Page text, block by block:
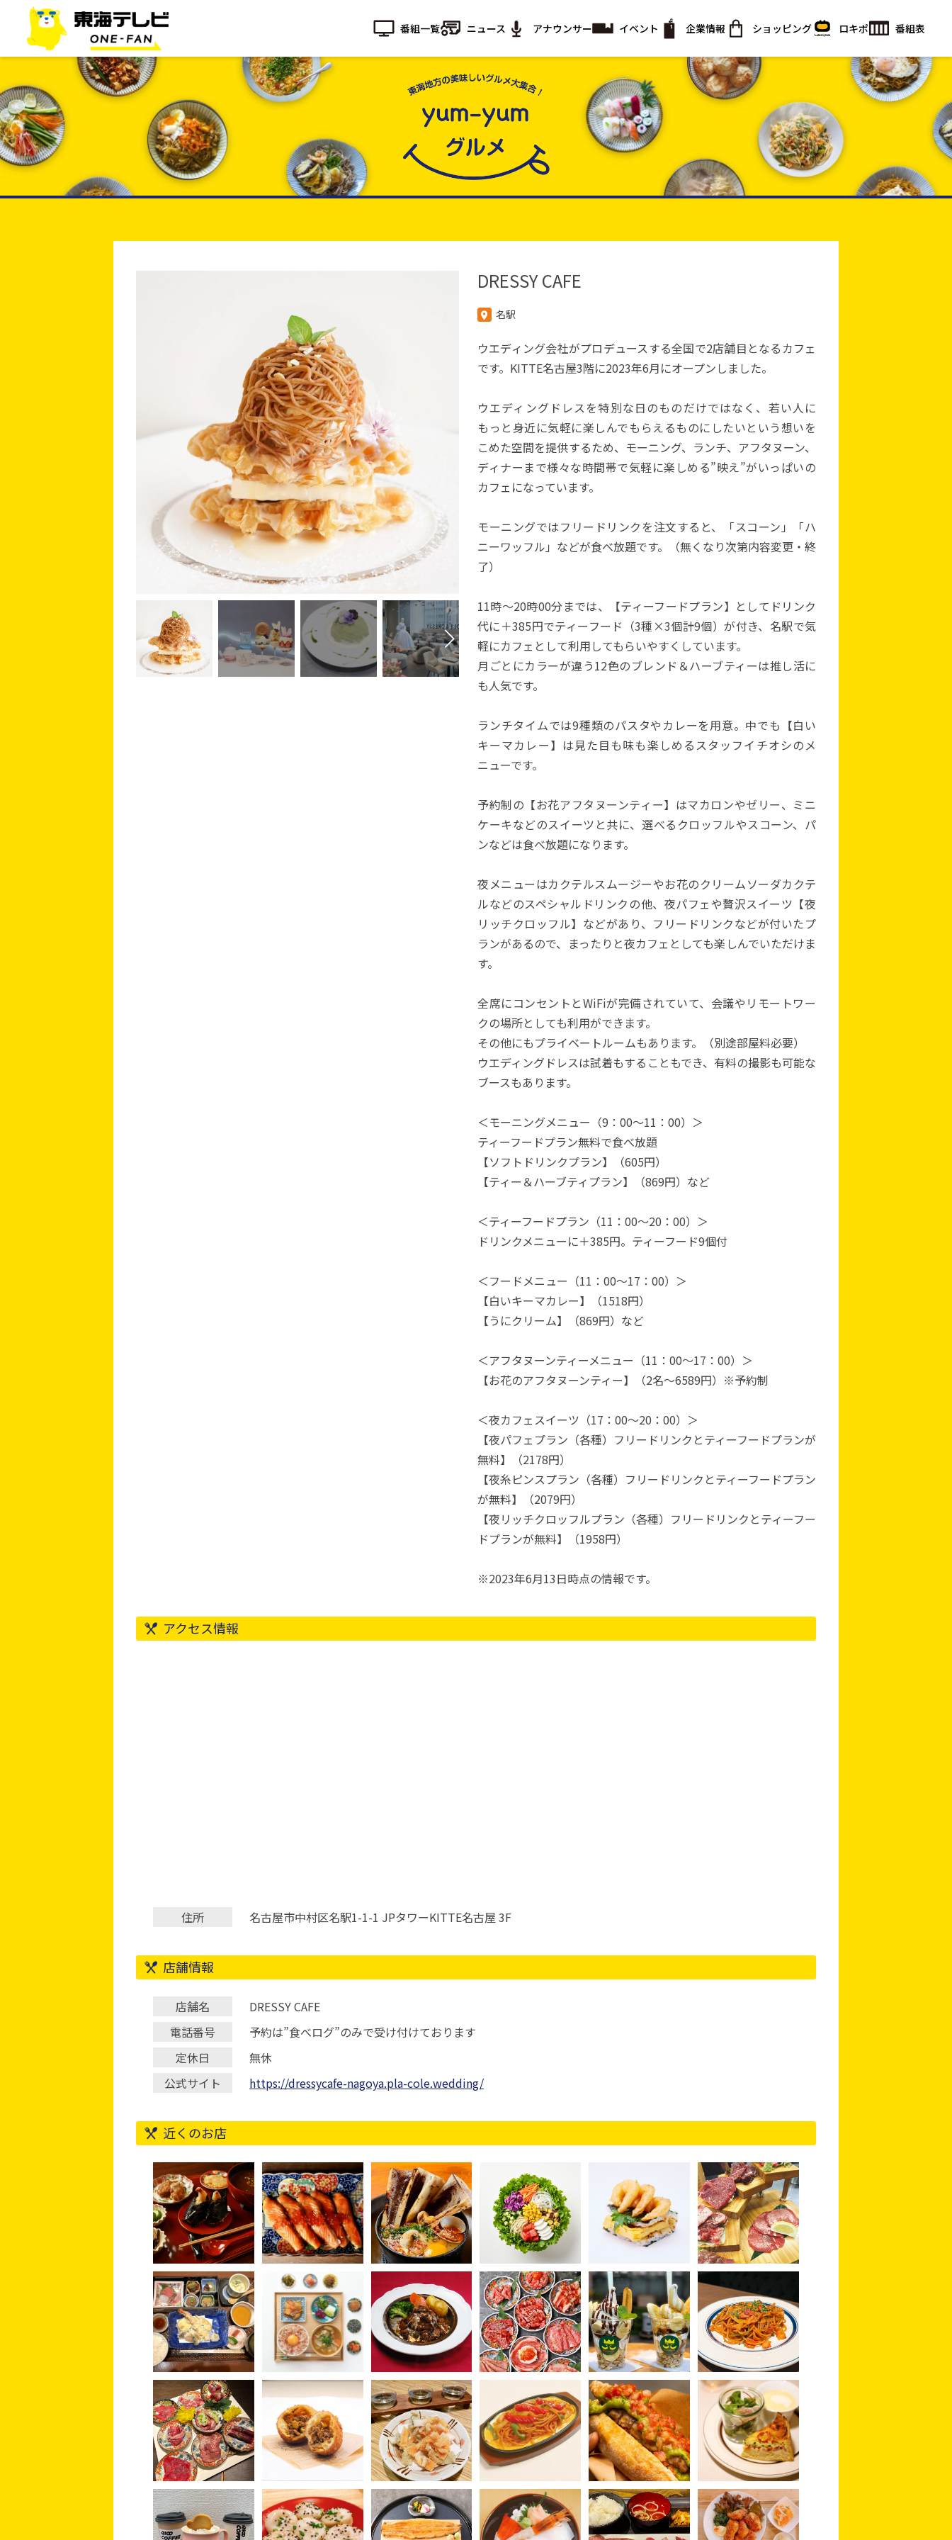
番組一覧 ニュース アナウンサー イベント 企業情報 ショッピング ロキポ 番組表
DRESSY CAFE
名駅
ウエディング会社がプロデュースする全国で2店舗目となるカフェ
です。KITTE名古屋3階に2023年6月にオープンしました。
ウエディングドレスを特別な日のものだけではなく、若い人に
もっと身近に気軽に楽しんでもらえるものにしたいという想いを
こめた空間を提供するため、モーニング、ランチ、アフタヌーン、
ディナーまで様々な時間帯で気軽に楽しめる”映え”がいっぱいの
カフェになっています。
モーニングではフリードリンクを注文すると、「スコーン」「ハ
ニーワッフル」などが食べ放題です。（無くなり次第内容変更・終
了）
11時～20時00分までは、【ティーフードプラン】としてドリンク
代に＋385円でティーフード（3種×3個計9個）が付き、名駅で気
軽にカフェとして利用してもらいやすくしています。
月ごとにカラーが違う12色のブレンド＆ハーブティーは推し活に
も人気です。
ランチタイムでは9種類のパスタやカレーを用意。中でも【白い
キーマカレー】は見た目も味も楽しめるスタッフイチオシのメ
ニューです。
予約制の【お花アフタヌーンティー】はマカロンやゼリー、ミニ
ケーキなどのスイーツと共に、選べるクロッフルやスコーン、パ
ンなどは食べ放題になります。
夜メニューはカクテルスムージーやお花のクリームソーダカクテ
ルなどのスペシャルドリンクの他、夜パフェや贅沢スイーツ【夜
リッチクロッフル】などがあり、フリードリンクなどが付いたプ
ランがあるので、まったりと夜カフェとしても楽しんでいただけま
す。
全席にコンセントとWiFiが完備されていて、会議やリモートワー
クの場所としても利用ができます。
その他にもプライベートルームもあります。（別途部屋料必要）
ウエディングドレスは試着もすることもでき、有料の撮影も可能な
ブースもあります。
＜モーニングメニュー（9：00～11：00）＞
ティーフードプラン無料で食べ放題
【ソフトドリンクプラン】（605円）
【ティー＆ハーブティプラン】（869円）など
＜ティーフードプラン（11：00～20：00）＞
ドリンクメニューに＋385円。ティーフード9個付
＜フードメニュー（11：00～17：00）＞
【白いキーマカレー】（1518円）
【うにクリーム】（869円）など
＜アフタヌーンティーメニュー（11：00～17：00）＞
【お花のアフタヌーンティー】（2名～6589円）※予約制
＜夜カフェスイーツ（17：00～20：00）＞
【夜パフェプラン（各種）フリードリンクとティーフードプランが
無料】（2178円）
【夜糸ピンスプラン（各種）フリードリンクとティーフードプラン
が無料】（2079円）
【夜リッチクロッフルプラン（各種）フリードリンクとティーフー
ドプランが無料】（1958円）
※2023年6月13日時点の情報です。
アクセス情報
住所 名古屋市中村区名駅1-1-1 JPタワーKITTE名古屋 3F
店舗情報
店舗名
DRESSY CAFE
電話番号
予約は”食べログ”のみで受け付けております
定休日
無休
公式サイト
https://dressycafe-nagoya.pla-cole.wedding/
近くのお店